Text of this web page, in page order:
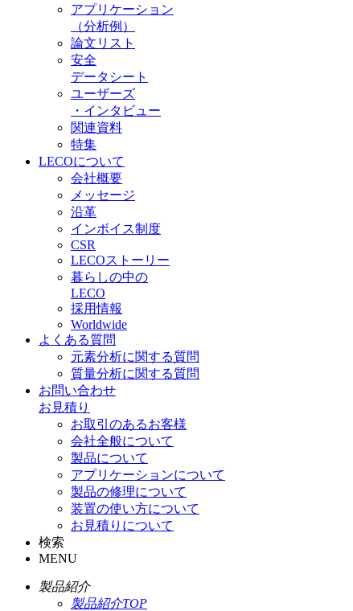
アプリケーション
（分析例）
論文リスト
安全
データシート
ユーザーズ
・インタビュー
関連資料
特集
LECOについて
会社概要
メッセージ
沿革
インボイス制度
CSR
LECOストーリー
暮らしの中の
LECO
採用情報
Worldwide
よくある質問
元素分析に関する質問
質量分析に関する質問
お問い合わせ
お見積り
お取引のあるお客様
会社全般について
製品について
アプリケーションについて
製品の修理について
装置の使い方について
お見積りについて
検索
MENU
製品紹介
製品紹介TOP